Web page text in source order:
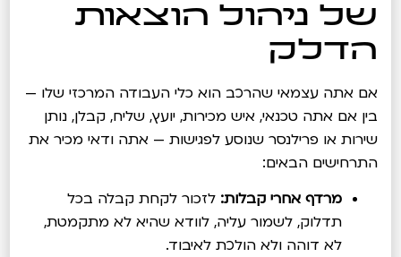
של ניהול הוצאות
הדלק
אם אתה עצמאי שהרכב הוא כלי העבודה המרכזי שלו —
בין אם אתה טכנאי, איש מכירות, יועץ, שליח, קבלן, נותן
שירות או פרילנסר שנוסע לפגישות — אתה ודאי מכיר את
התרחישים הבאים:
מרדף אחרי קבלות: לזכור לקחת קבלה בכל
תדלוק, לשמור עליה, לוודא שהיא לא מתקמטת,
לא דוהה ולא הולכת לאיבוד.